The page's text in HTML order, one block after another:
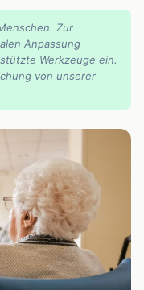
Zur
Anpassung
Werkzeuge ein.
von unserer